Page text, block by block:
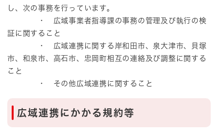
し、次の事務を行っています。
・ 広域事業者指導課の事務の管理及び執行の検
証に関すること
・ 広域連携に関する岸和田市、泉大津市、貝塚
市、和泉市、高石市、忠岡町相互の連絡及び調整に関する
こと
・ その他広域連携に関すること
広域連携にかかる規約等